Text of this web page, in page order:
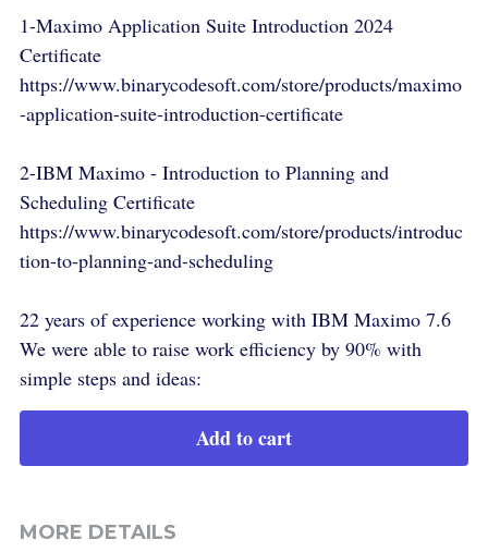
1-Maximo Application Suite Introduction 2024
Certificate
https://www.binarycodesoft.com/store/products/maximo
-application-suite-introduction-certificate
2-IBM Maximo - Introduction to Planning and
Scheduling Certificate
https://www.binarycodesoft.com/store/products/introduc
tion-to-planning-and-scheduling
22 years of experience working with IBM Maximo 7.6
We were able to raise work efficiency by 90% with
simple steps and ideas:
Add to cart
MORE DETAILS